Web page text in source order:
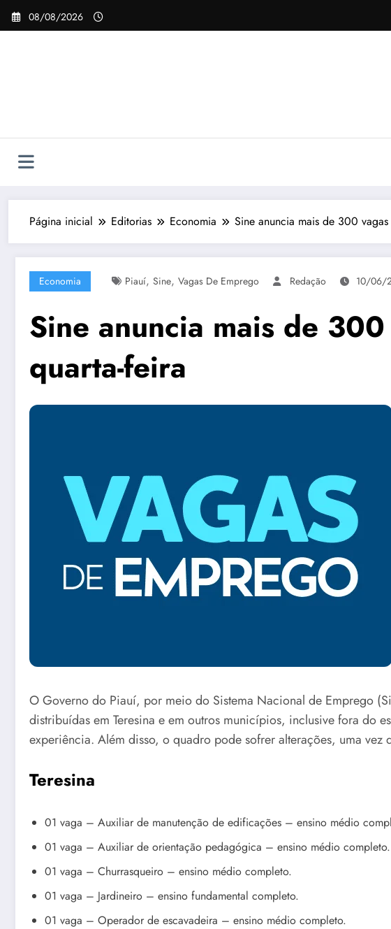
Pular
para
08/08/2026
Página inicial Editorias Economia Sine anuncia mais de 300
Economia Piauí, Sine, Vagas De Emprego Redação 10/06/
Sine anuncia mais de
quarta-feira
O Governo do Piauí, por meio do Sistema Nacional de Emprego
distribuídas em Teresina e em outros municípios, inclusive fora do
experiência. Além disso, o quadro pode sofrer alterações, uma
Teresina
01 vaga – Auxiliar de manutenção de edificações – ensino médio
01 vaga – Auxiliar de orientação pedagógica – ensino médio completo.
01 vaga – Churrasqueiro – ensino médio completo.
01 vaga – Jardineiro – ensino fundamental completo.
01 vaga – Operador de escavadeira – ensino médio completo.